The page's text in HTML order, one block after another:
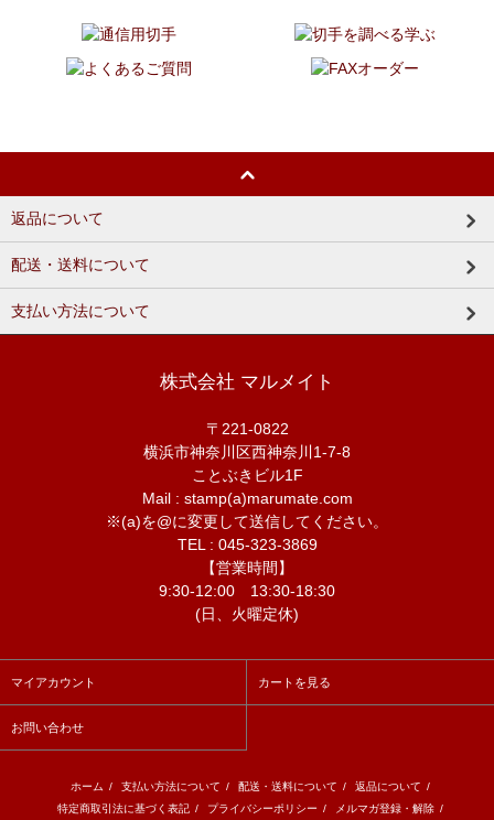
返品について
配送・送料について
支払い方法について
株式会社 マルメイト
〒221-0822
横浜市神奈川区西神奈川1-7-8
ことぶきビル1F
Mail : stamp(a)marumate.com
※(a)を@に変更して送信してください。
TEL : 045-323-3869
【営業時間】
9:30-12:00 13:30-18:30
(日、火曜定休)
マイアカウント カートを見る
お問い合わせ
ホーム / 支払い方法について / 配送・送料について / 返品について /
特定商取引法に基づく表記 / プライバシーポリシー / メルマガ登録・解除 /